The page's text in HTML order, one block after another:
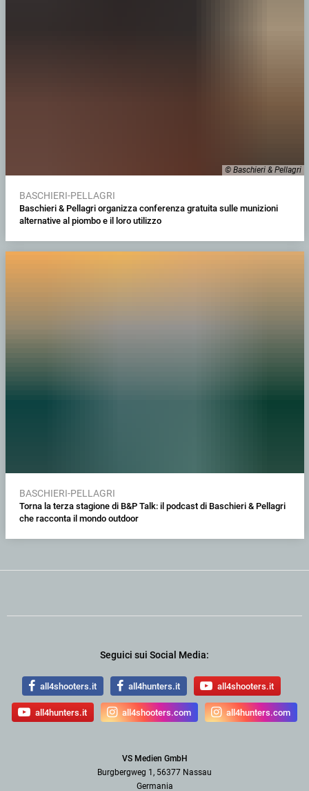
© Baschieri & Pellagri
BASCHIERI-PELLAGRI
Baschieri & Pellagri organizza conferenza gratuita sulle munizioni
alternative al piombo e il loro utilizzo
BASCHIERI-PELLAGRI
Torna la terza stagione di B&P Talk: il podcast di Baschieri & Pellagri
che racconta il mondo outdoor
Seguici sui Social Media:
all4shooters.it all4hunters.it all4shooters.it
all4hunters.it all4shooters.com all4hunters.com
VS Medien GmbH
Burgbergweg 1, 56377 Nassau
Germania